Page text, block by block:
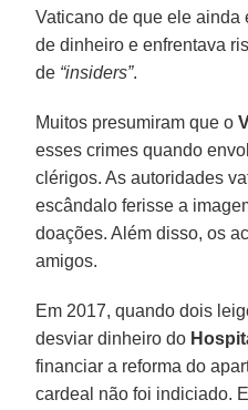
Vaticano de que ele ainda
de dinheiro e enfrentava
de “insiders”.
Muitos presumiram que o
esses crimes quando
clérigos. As autoridades
escândalo ferisse a
doações. Além disso, os
amigos.
Em 2017, quando dois
desviar dinheiro do
financiar a reforma do
cardeal não foi indiciado.